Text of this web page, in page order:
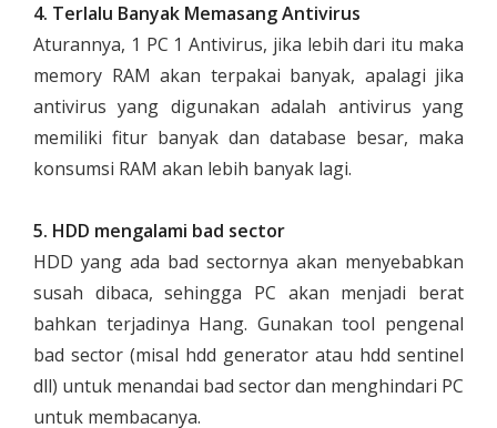
4. Terlalu Banyak Memasang Antivirus
Aturannya, 1 PC 1 Antivirus, jika lebih dari itu maka
memory RAM akan terpakai banyak, apalagi jika
antivirus yang digunakan adalah antivirus yang
memiliki fitur banyak dan database besar, maka
konsumsi RAM akan lebih banyak lagi.
5. HDD mengalami bad sector
HDD yang ada bad sectornya akan menyebabkan
susah dibaca, sehingga PC akan menjadi berat
bahkan terjadinya Hang. Gunakan tool pengenal
bad sector (misal hdd generator atau hdd sentinel
dll) untuk menandai bad sector dan menghindari PC
untuk membacanya.